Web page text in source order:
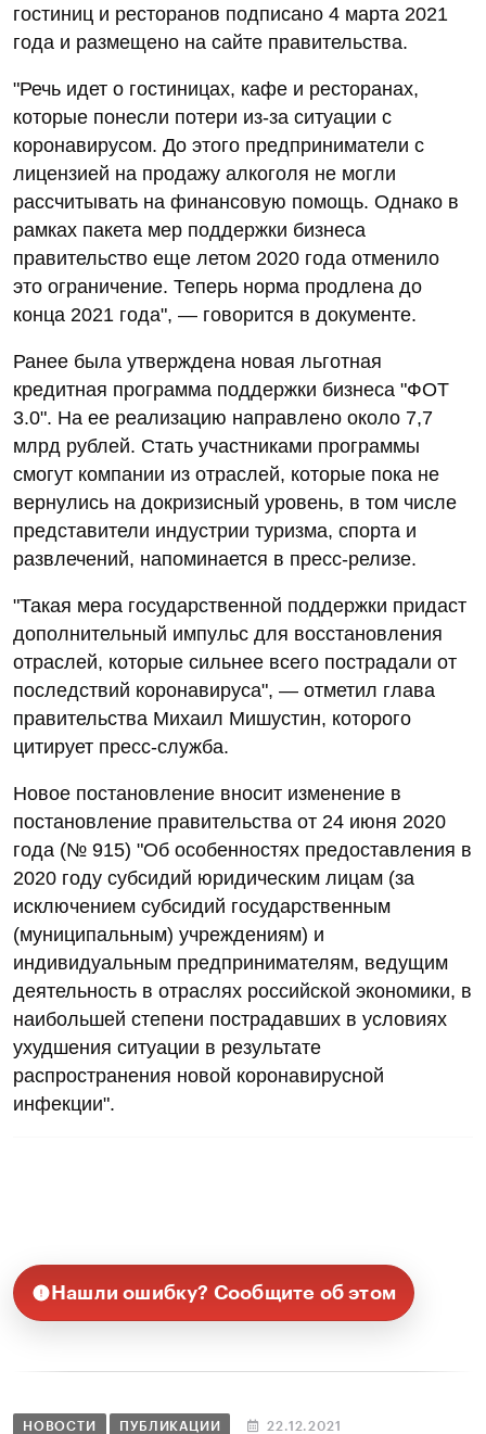
гостиниц и ресторанов подписано 4 марта 2021
года и размещено на сайте правительства.
"Речь идет о гостиницах, кафе и ресторанах,
которые понесли потери из-за ситуации с
коронавирусом. До этого предприниматели с
лицензией на продажу алкоголя не могли
рассчитывать на финансовую помощь. Однако в
рамках пакета мер поддержки бизнеса
правительство еще летом 2020 года отменило
это ограничение. Теперь норма продлена до
конца 2021 года", — говорится в документе.
Ранее была утверждена новая льготная
кредитная программа поддержки бизнеса "ФОТ
3.0". На ее реализацию направлено около 7,7
млрд рублей. Стать участниками программы
смогут компании из отраслей, которые пока не
вернулись на докризисный уровень, в том числе
представители индустрии туризма, спорта и
развлечений, напоминается в пресс-релизе.
"Такая мера государственной поддержки придаст
дополнительный импульс для восстановления
отраслей, которые сильнее всего пострадали от
последствий коронавируса", — отметил глава
правительства Михаил Мишустин, которого
цитирует пресс-служба.
Новое постановление вносит изменение в
постановление правительства от 24 июня 2020
года (№ 915) "Об особенностях предоставления в
2020 году субсидий юридическим лицам (за
исключением субсидий государственным
(муниципальным) учреждениям) и
индивидуальным предпринимателям, ведущим
деятельность в отраслях российской экономики, в
наибольшей степени пострадавших в условиях
ухудшения ситуации в результате
распространения новой коронавирусной
инфекции".
Нашли ошибку? Сообщите об этом
НОВОСТИ ПУБЛИКАЦИИ 22.12.2021